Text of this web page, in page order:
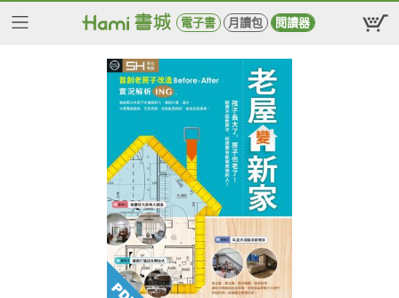
電子書 月讀包 閱讀器